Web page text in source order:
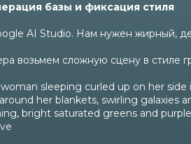
базы и фиксация стиля
AI Studio. Нам нужен жирный,
возьмем сложную сцену в стиле
sleeping curled up on her
her blankets, swirling galaxies
bright saturated greens and